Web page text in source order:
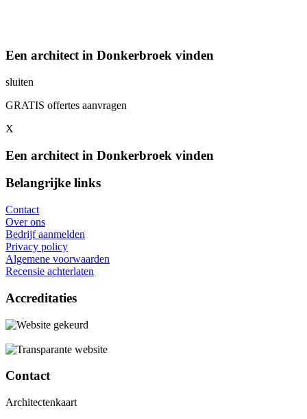
Een architect in Donkerbroek vinden
sluiten
GRATIS offertes aanvragen
X
Een architect in Donkerbroek vinden
Belangrijke links
Contact
Over ons
Bedrijf aanmelden
Privacy policy
Algemene voorwaarden
Recensie achterlaten
Accreditaties
Contact
Architectenkaart